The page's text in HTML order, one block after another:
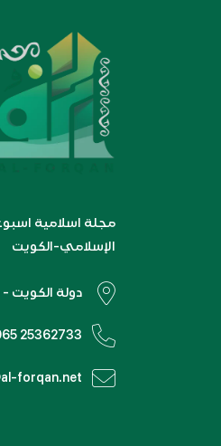
مجلة اسلامية
الإسلامي-الكويت
دولة الكويت
25362733
forqan.net